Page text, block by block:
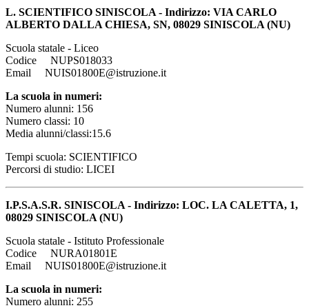
L. SCIENTIFICO SINISCOLA - Indirizzo: VIA CARLO
ALBERTO DALLA CHIESA, SN, 08029 SINISCOLA (NU)
Scuola statale - Liceo
Codice NUPS018033
Email NUIS01800E@istruzione.it
La scuola in numeri:
Numero alunni: 156
Numero classi: 10
Media alunni/classi:15.6
Tempi scuola: SCIENTIFICO
Percorsi di studio: LICEI
I.P.S.A.S.R. SINISCOLA - Indirizzo: LOC. LA CALETTA, 1,
08029 SINISCOLA (NU)
Scuola statale - Istituto Professionale
Codice NURA01801E
Email NUIS01800E@istruzione.it
La scuola in numeri:
Numero alunni: 255